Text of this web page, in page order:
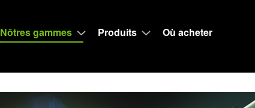
Nôtres gammes Produits Où acheter